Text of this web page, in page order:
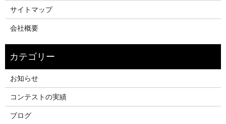
サイトマップ
会社概要
お知らせ
コンテストの実績
ブログ